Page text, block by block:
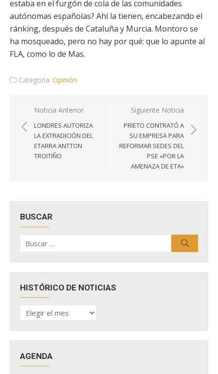
estaba en el furgón de cola de las comunidades
autónomas españolas? Ahí la tienen, encabezando el
ránking, después de Cataluña y Murcia. Montoro se
ha mosqueado, pero no hay por qué: que lo apunte al
FLA, como lo de Mas.
Categoría: Opinión
Navegación
de
entradas
Noticia Anterior
LONDRES AUTORIZA
LA EXTRADICIÓN DEL
ETARRA ANTTON
TROITIÑO
Siguiente Noticia
PRIETO CONTRATÓ A
SU EMPRESA PARA
REFORMAR SEDES DEL
PSE «POR LA
AMENAZA DE ETA»
BUSCAR
por:
HISTÓRICO DE NOTICIAS
HISTÓRICO
DE
AGENDA